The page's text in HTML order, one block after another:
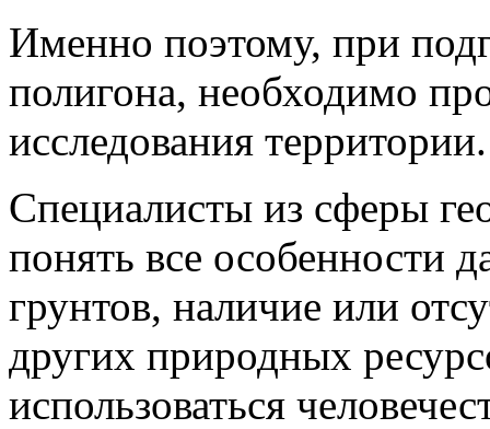
Именно поэтому, при
полигона, необходимо
исследования территории.
Специалисты из сферы
понять все особенности
грунтов, наличие или
других природных
использоваться